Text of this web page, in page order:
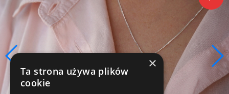
×
Ta strona używa plików
cookie